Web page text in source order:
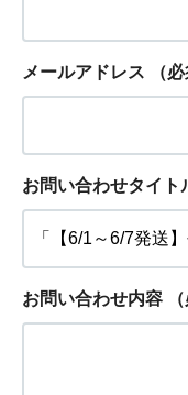
メールアドレス （必
お問い合わせタイト
お問い合わせ内容